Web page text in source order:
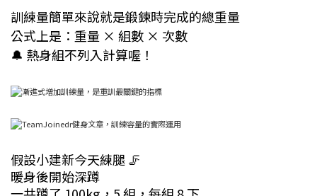
訓練量簡單來說就是鍛鍊時完成的總重量
公式上是：重量 × 組數 × 次數
🔔 熱身組不列入計算喔！
假設小建新今天練腿 🦵
暖身後開始深蹲